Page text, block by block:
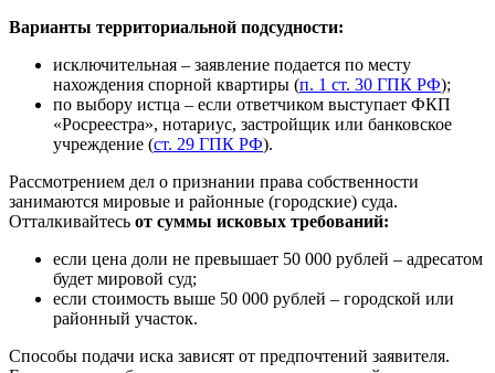
Варианты территориальной подсудности:
исключительная – заявление подается по месту
нахождения спорной квартиры (п. 1 ст. 30 ГПК РФ);
по выбору истца – если ответчиком выступает ФКП
«Росреестра», нотариус, застройщик или банковское
учреждение (ст. 29 ГПК РФ).
Рассмотрением дел о признании права собственности
занимаются мировые и районные (городские) суда.
Отталкивайтесь от суммы исковых требований:
если цена доли не превышает 50 000 рублей – адресатом
будет мировой суд;
если стоимость выше 50 000 рублей – городской или
районный участок.
Способы подачи иска зависят от предпочтений заявителя.